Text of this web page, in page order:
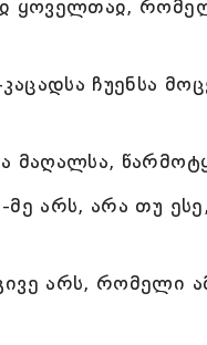
ყოველთაჲ,
ჩუენსა
არს, არა თუ
არს, რომელი